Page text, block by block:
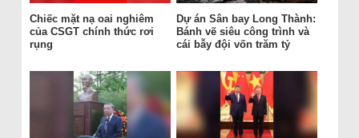
Chiếc mặt nạ oai nghiêm
của CSGT chính thức rơi
rụng
Dự án Sân bay Long Thành:
Bánh vẽ siêu công trình và
cái bẫy đội vốn trăm tỷ